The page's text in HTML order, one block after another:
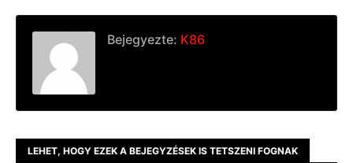
Bejegyezte: K86
LEHET, HOGY EZEK A BEJEGYZÉSEK IS TETSZENI FOGNAK